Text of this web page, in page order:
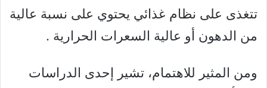
تتغذى على نظام غذائي يحتوي على نسبة عالية
من الدهون أو عالية السعرات الحرارية .
ومن المثير للاهتمام، تشير إحدى الدراسات